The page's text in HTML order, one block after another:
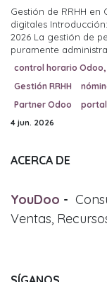
Gestión de RRHH
digitales
2026 La gestión de
puramente
control horario Odoo,
Gestión RRHH
Partner Odoo
portal
4 jun. 2026
ACERCA DE
YouDoo -
Ventas,